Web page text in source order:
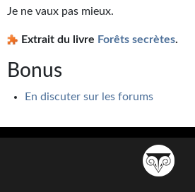
Goodies Gotland
Tirages d’art Une Heure-Lumière
PLUS
À paraître
Revue de presse
Je ne vaux pas mieux.
Extrait du livre Forêts secrètes.
Bonus
En discuter sur les forums